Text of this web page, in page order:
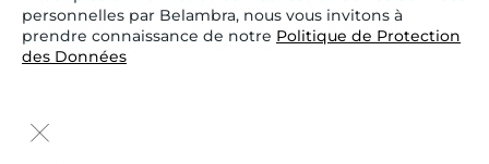
personnelles par Belambra, nous vous invitons à
prendre connaissance de notre Politique de Protection
des Données